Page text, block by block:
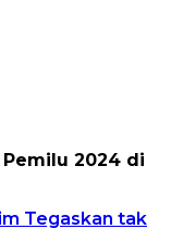
2024 di